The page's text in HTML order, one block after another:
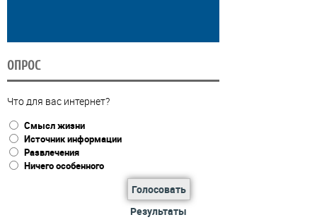
ОПРОС
Что для вас интернет?
Смысл жизни
Источник информации
Развлечения
Ничего особенного
Голосовать
Результаты